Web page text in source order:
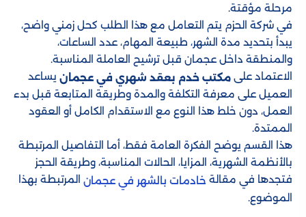
مرحلة مؤقتة.
في شركة الحزم يتم التعامل مع هذا الطلب كحل زمني واضح،
يبدأ بتحديد مدة الشهر، طبيعة المهام، عدد الساعات،
والمنطقة داخل عجمان قبل ترشيح العاملة المناسبة.
الاعتماد على مكتب خدم بعقد شهري في عجمان يساعد
العميل على معرفة التكلفة والمدة وطريقة المتابعة قبل بدء
العمل، دون خلط هذا النوع مع الاستقدام الكامل أو العقود
الممتدة.
هذا القسم يوضح الفكرة العامة فقط، أما التفاصيل المرتبطة
بالأنظمة الشهرية، المزايا، الحالات المناسبة، وطريقة الحجز
فتجدها في مقالة خادمات بالشهر في عجمان المرتبطة بهذا
الموضوع.